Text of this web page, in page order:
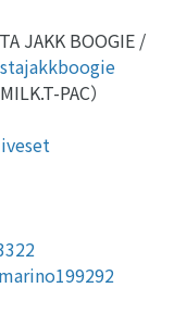
JAKK BOOGIE /
PAC）